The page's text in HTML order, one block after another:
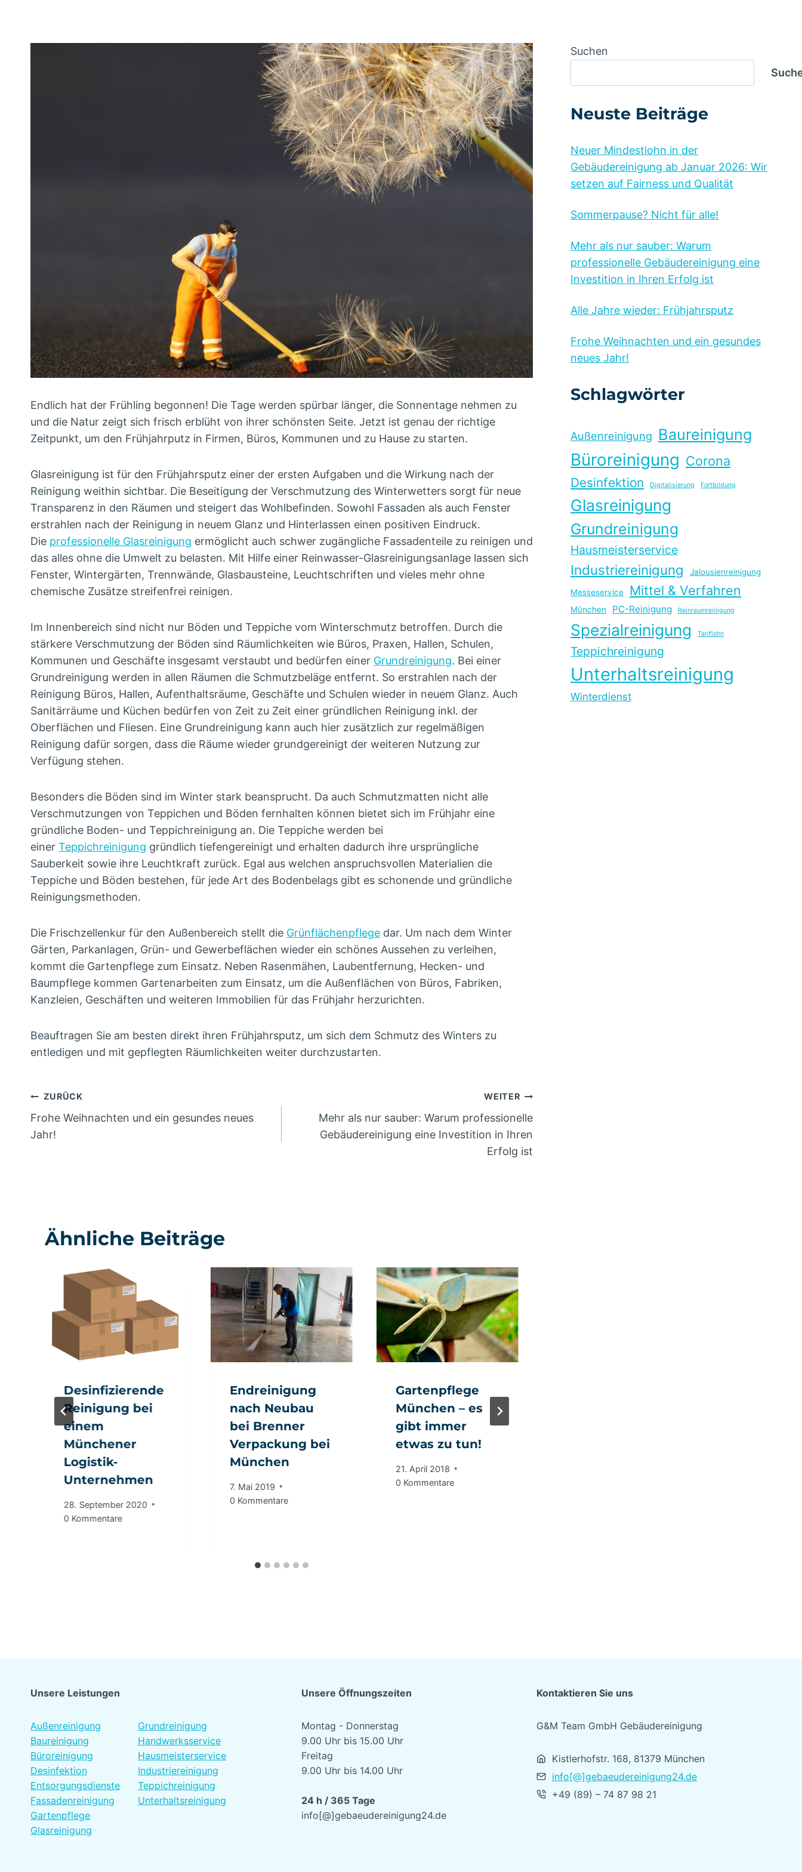
Endlich hat der Frühling begonnen! Die Tage werden spürbar länger, die Sonnentage nehmen zu
und die Natur zeigt sich frisch erblüht von ihrer schönsten Seite. Jetzt ist genau der richtige
Zeitpunkt, um den Frühjahrputz in Firmen, Büros, Kommunen und zu Hause zu starten.
Glasreinigung ist für den Frühjahrsputz einer der ersten Aufgaben und die Wirkung nach der
Reinigung weithin sichtbar. Die Beseitigung der Verschmutzung des Winterwetters sorgt für neue
Transparenz in den Räumen und steigert das Wohlbefinden. Sowohl Fassaden als auch Fenster
erstrahlen nach der Reinigung in neuem Glanz und Hinterlassen einen positiven Eindruck.
Die professionelle Glasreinigung ermöglicht auch schwer zugängliche Fassadenteile zu reinigen und
das alles ohne die Umwelt zu belasten. Mit Hilfe einer Reinwasser-Glasreinigungsanlage lassen sich
Fenster, Wintergärten, Trennwände, Glasbausteine, Leuchtschriften und vieles mehr ohne
chemische Zusätze streifenfrei reinigen.
Im Innenbereich sind nicht nur Böden und Teppiche vom Winterschmutz betroffen. Durch die
stärkere Verschmutzung der Böden sind Räumlichkeiten wie Büros, Praxen, Hallen, Schulen,
Kommunen und Geschäfte insgesamt verstaubt und bedürfen einer Grundreinigung. Bei einer
Grundreinigung werden in allen Räumen die Schmutzbeläge entfernt. So erstrahlen nach der
Reinigung Büros, Hallen, Aufenthaltsräume, Geschäfte und Schulen wieder in neuem Glanz. Auch
Sanitärräume und Küchen bedürfen von Zeit zu Zeit einer gründlichen Reinigung inkl. der
Oberflächen und Fliesen. Eine Grundreinigung kann auch hier zusätzlich zur regelmäßigen
Reinigung dafür sorgen, dass die Räume wieder grundgereinigt der weiteren Nutzung zur
Verfügung stehen.
Besonders die Böden sind im Winter stark beansprucht. Da auch Schmutzmatten nicht alle
Verschmutzungen von Teppichen und Böden fernhalten können bietet sich im Frühjahr eine
gründliche Boden- und Teppichreinigung an. Die Teppiche werden bei
einer Teppichreinigung gründlich tiefengereinigt und erhalten dadurch ihre ursprüngliche
Sauberkeit sowie ihre Leuchtkraft zurück. Egal aus welchen anspruchsvollen Materialien die
Teppiche und Böden bestehen, für jede Art des Bodenbelags gibt es schonende und gründliche
Reinigungsmethoden.
Die Frischzellenkur für den Außenbereich stellt die Grünflächenpflege dar. Um nach dem Winter
Gärten, Parkanlagen, Grün- und Gewerbeflächen wieder ein schönes Aussehen zu verleihen,
kommt die Gartenpflege zum Einsatz. Neben Rasenmähen, Laubentfernung, Hecken- und
Baumpflege kommen Gartenarbeiten zum Einsatz, um die Außenflächen von Büros, Fabriken,
Kanzleien, Geschäften und weiteren Immobilien für das Frühjahr herzurichten.
Beauftragen Sie am besten direkt ihren Frühjahrsputz, um sich dem Schmutz des Winters zu
entledigen und mit gepflegten Räumlichkeiten weiter durchzustarten.
Beitragsnavigation
ZURÜCK
Frohe Weihnachten und ein gesundes neues
Jahr!
WEITER
Mehr als nur sauber: Warum professionelle
Gebäudereinigung eine Investition in Ihren
Erfolg ist
Ähnliche Beiträge
Desinfizierende
Reinigung bei
einem
Münchener
Logistik-
Unternehmen
28. September 2020
0 Kommentare
Endreinigung
nach Neubau
bei Brenner
Verpackung bei
München
7. Mai 2019
0 Kommentare
Gartenpflege
München – es
gibt immer
etwas zu tun!
21. April 2018
0 Kommentare
Suchen
Neuste Beiträge
Neuer Mindestlohn in der
Gebäudereinigung ab Januar 2026: Wir
setzen auf Fairness und Qualität
Sommerpause? Nicht für alle!
Mehr als nur sauber: Warum
professionelle Gebäudereinigung eine
Investition in Ihren Erfolg ist
Alle Jahre wieder: Frühjahrsputz
Frohe Weihnachten und ein gesundes
neues Jahr!
Schlagwörter
Außenreinigung Baureinigung
Büroreinigung Corona
Desinfektion Digitalisierung Fortbildung
Glasreinigung
Grundreinigung
Hausmeisterservice
Industriereinigung Jalousienreinigung
Messeservice Mittel & Verfahren
München PC-Reinigung Reinraumreinigung
Spezialreinigung Tariflohn
Teppichreinigung
Unterhaltsreinigung
Winterdienst
Unsere Leistungen
Außenreinigung
Baureinigung
Büroreinigung
Desinfektion
Entsorgungsdienste
Fassadenreinigung
Gartenpflege
Glasreinigung
Grundreinigung
Handwerksservice
Hausmeisterservice
Industriereinigung
Teppichreinigung
Unterhaltsreinigung
Unsere Öffnungszeiten
Montag - Donnerstag
9.00 Uhr bis 15.00 Uhr
Freitag
9.00 Uhr bis 14.00 Uhr
24 h / 365 Tage
info[@]gebaeudereinigung24.de
Kontaktieren Sie uns
G&M Team GmbH Gebäudereinigung
Kistlerhofstr. 168, 81379 München
info[@]gebaeudereinigung24.de
+49 (89) – 74 87 98 21